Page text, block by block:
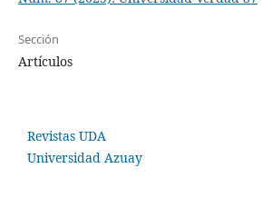
Sección
Artículos
Revistas UDA
Universidad Azuay